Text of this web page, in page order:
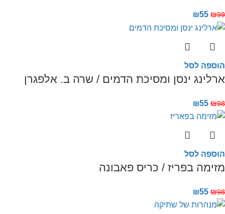
₪99
₪55
הוספה לסל
ארלינג ינסן ומסיכת הדמים / שרה ב. אלפגרן
₪98
₪55
הוספה לסל
מזימה בפריז / כריס פאבונה
₪98
₪55